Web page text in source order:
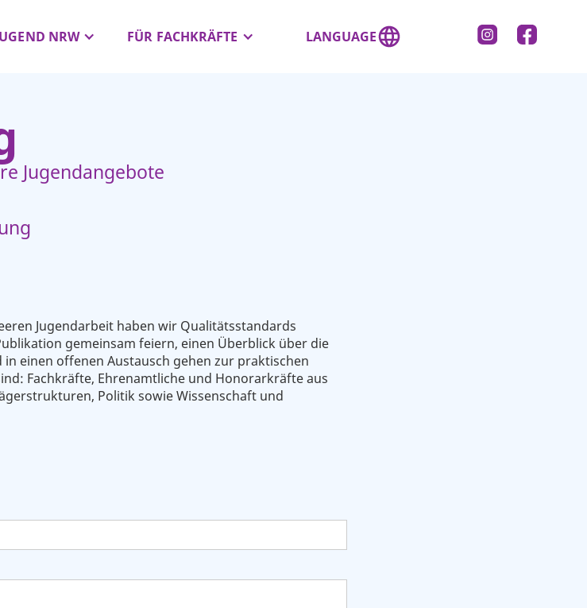
NRW FÜR FACHKRÄFTE LANGUAGE
Jugendangebote
Jugendarbeit haben wir Qualitätsstandards
gemeinsam feiern, einen Überblick über die
einen offenen Austausch gehen zur praktischen
Fachkräfte, Ehrenamtliche und Honorarkräfte aus
Politik sowie Wissenschaft und